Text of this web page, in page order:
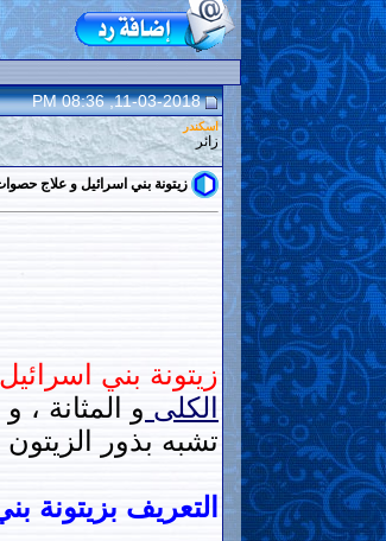
11-03-2018, 08:36 PM
اسكندر
زائر
زيتونة بني اسرائيل و علاج
زيتونة بني اسرائيل
الكلى و المثانة
تشبه بذور الزيتون
التعريف بزيتونة